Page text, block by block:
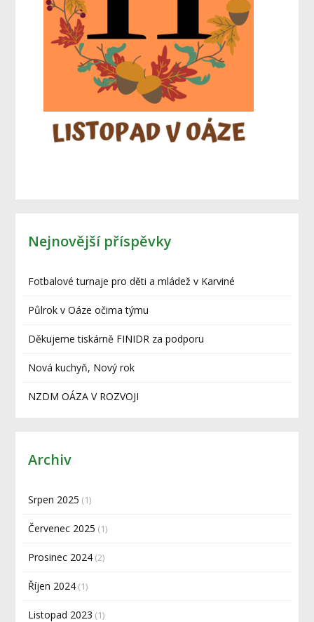
Nejnovější příspěvky
Fotbalové turnaje pro děti a mládež v Karviné
Půlrok v Oáze očima týmu
Děkujeme tiskárně FINIDR za podporu
Nová kuchyň, Nový rok
NZDM OÁZA V ROZVOJI
Archiv
Srpen 2025 (1)
Červenec 2025 (1)
Prosinec 2024 (2)
Říjen 2024 (1)
Listopad 2023 (1)